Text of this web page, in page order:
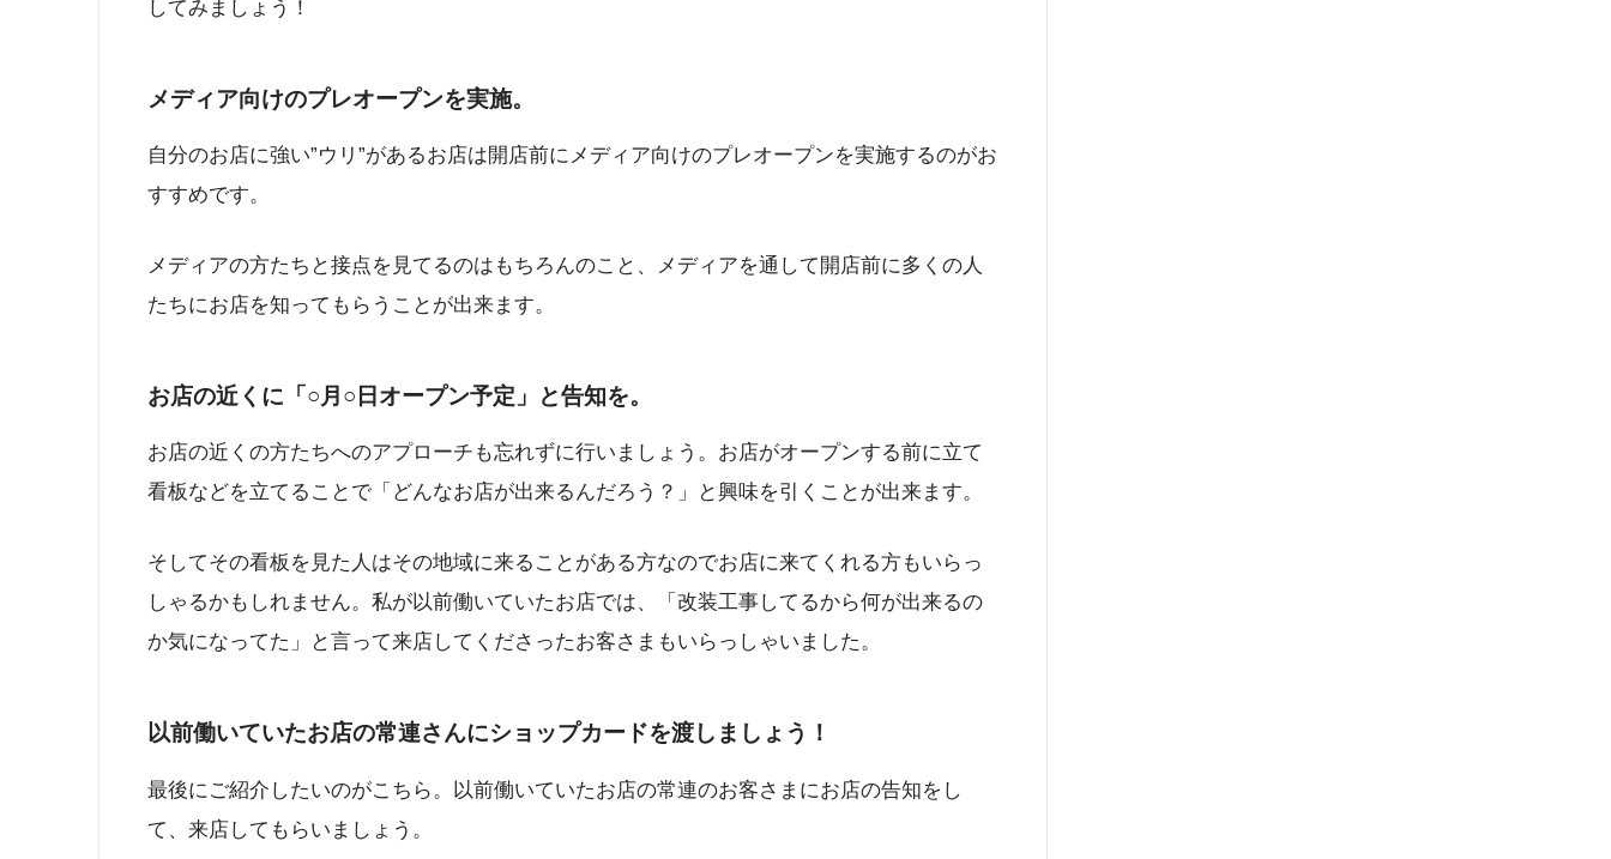
してみましょう！
メディア向けのプレオープンを実施。
自分のお店に強い”ウリ”があるお店は開店前にメディア向けのプレオープンを実施するのがお
すすめです。
メディアの方たちと接点を見てるのはもちろんのこと、メディアを通して開店前に多くの人
たちにお店を知ってもらうことが出来ます。
お店の近くに「○月○日オープン予定」と告知を。
お店の近くの方たちへのアプローチも忘れずに行いましょう。お店がオープンする前に立て
看板などを立てることで「どんなお店が出来るんだろう？」と興味を引くことが出来ます。
そしてその看板を見た人はその地域に来ることがある方なのでお店に来てくれる方もいらっ
しゃるかもしれません。私が以前働いていたお店では、「改装工事してるから何が出来るの
か気になってた」と言って来店してくださったお客さまもいらっしゃいました。
以前働いていたお店の常連さんにショップカードを渡しましょう！
最後にご紹介したいのがこちら。以前働いていたお店の常連のお客さまにお店の告知をし
て、来店してもらいましょう。